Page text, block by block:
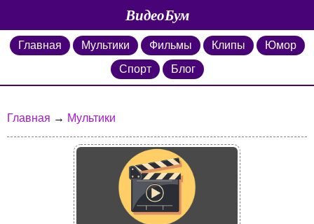
ВидеоБум
Главная Мультики Фильмы Клипы
Юмор
Спорт
Блог
Главная → Мультики